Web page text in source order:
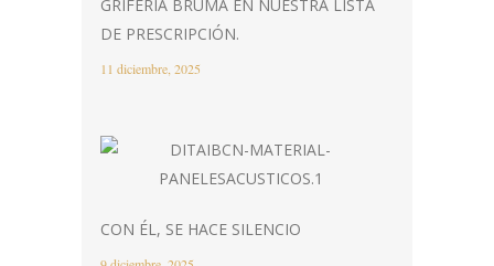
GRIFERÍA BRUMA EN NUESTRA LISTA
DE PRESCRIPCIÓN.
11 diciembre, 2025
CON ÉL, SE HACE SILENCIO